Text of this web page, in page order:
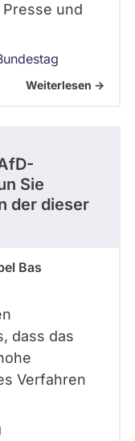
und
Weiterlesen ->
Sie
der dieser
Bas
dass das
Verfahren